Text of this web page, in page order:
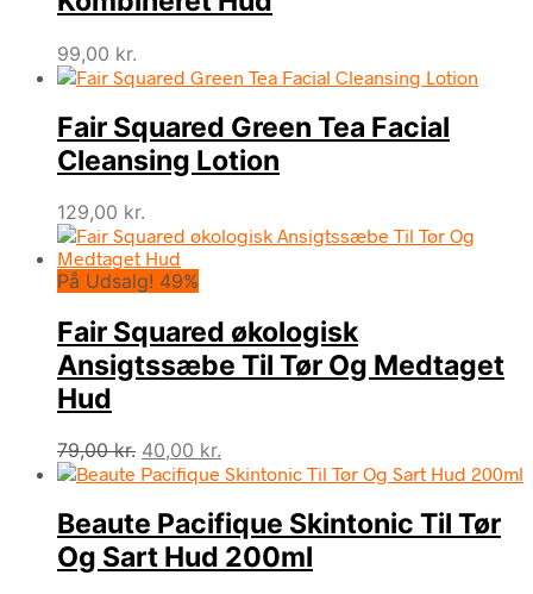
99,00 kr.
Fair Squared Green Tea Facial
Cleansing Lotion
129,00 kr.
På Udsalg! 49%
Fair Squared økologisk
Ansigtssæbe Til Tør Og Medtaget
Hud
79,00kr. Den
oprindelige
var:
79,00 kr..
40,00 kr.
aktuelle
er:
40,00 kr..
Beaute Pacifique Skintonic Til Tør
Og Sart Hud 200ml